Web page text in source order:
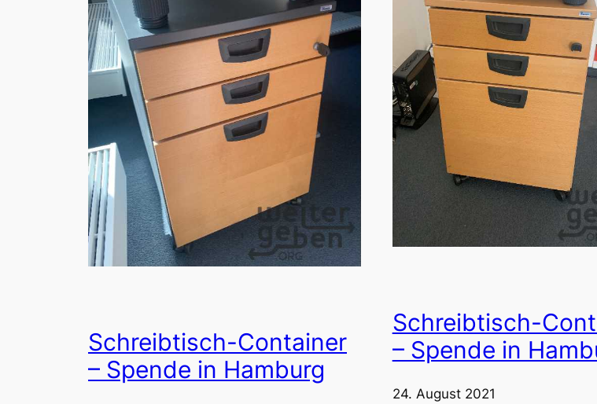
Schreibtisch-Container
– Spende in Hamburg
Schreibtisch-
– Spende in
24. August 2021